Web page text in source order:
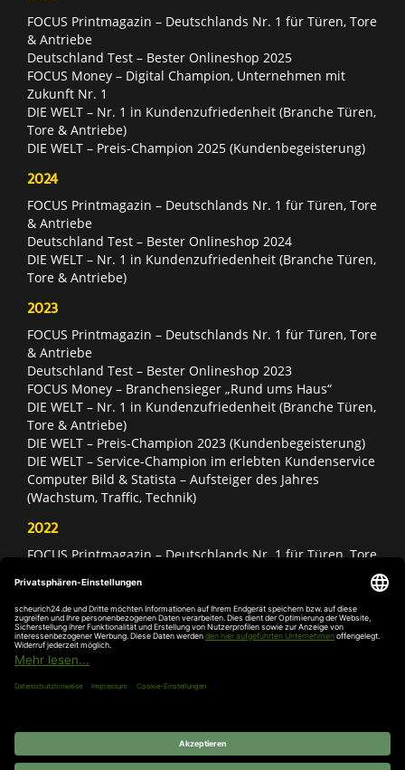
FOCUS Printmagazin – Deutschlands Nr. 1 für Türen, Tore
& Antriebe
Deutschland Test – Bester Onlineshop 2025
FOCUS Money – Digital Champion, Unternehmen mit
Zukunft Nr. 1
DIE WELT – Nr. 1 in Kundenzufriedenheit (Branche Türen,
Tore & Antriebe)
DIE WELT – Preis-Champion 2025 (Kundenbegeisterung)
2024
FOCUS Printmagazin – Deutschlands Nr. 1 für Türen, Tore
& Antriebe
Deutschland Test – Bester Onlineshop 2024
DIE WELT – Nr. 1 in Kundenzufriedenheit (Branche Türen,
Tore & Antriebe)
2023
FOCUS Printmagazin – Deutschlands Nr. 1 für Türen, Tore
& Antriebe
Deutschland Test – Bester Onlineshop 2023
FOCUS Money – Branchensieger „Rund ums Haus“
DIE WELT – Nr. 1 in Kundenzufriedenheit (Branche Türen,
Tore & Antriebe)
DIE WELT – Preis-Champion 2023 (Kundenbegeisterung)
DIE WELT – Service-Champion im erlebten Kundenservice
Computer Bild & Statista – Aufsteiger des Jahres
(Wachstum, Traffic, Technik)
2022
FOCUS Printmagazin – Deutschlands Nr. 1 für Türen, Tore
Deutschland Test – Bester Onlineshop 2022
FOCUS Money – Branchensieger „Rund ums Haus“
DIE WELT – Service-Champion im erlebten Kundenservice
DIE WELT – Branchengewinner Gold-Rang (Türen, Tore &
Antriebe)